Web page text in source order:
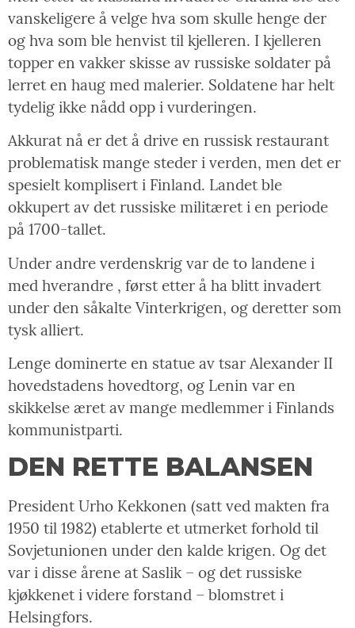
vanskeligere å velge hva som skulle henge der
og hva som ble henvist til kjelleren. I kjelleren
topper en vakker skisse av russiske soldater på
lerret en haug med malerier. Soldatene har helt
tydelig ikke nådd opp i vurderingen.
Akkurat nå er det å drive en russisk restaurant
problematisk mange steder i verden, men det er
spesielt komplisert i Finland. Landet ble
okkupert av det russiske militæret i en periode
på 1700-tallet.
Under andre verdenskrig var de to landene i
med hverandre , først etter å ha blitt invadert
under den såkalte Vinterkrigen, og deretter som
tysk alliert.
Lenge dominerte en statue av tsar Alexander II
hovedstadens hovedtorg, og Lenin var en
skikkelse æret av mange medlemmer i Finlands
kommunistparti.
DEN RETTE BALANSEN
President Urho Kekkonen (satt ved makten fra
1950 til 1982) etablerte et utmerket forhold til
Sovjetunionen under den kalde krigen. Og det
var i disse årene at Saslik – og det russiske
kjøkkenet i videre forstand – blomstret i
Helsingfors.